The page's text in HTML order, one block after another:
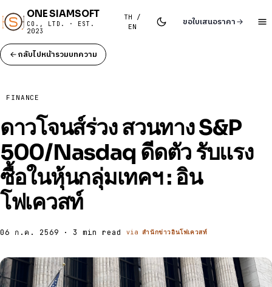
ONE SIAMSOFT
CO., LTD. · EST.
2023
TH /
EN
ขอใบเสนอราคา
กลับไปหน้ารวมบทความ
FINANCE
ดาวโจนส์ร่วง สวนทาง S&P
500/Nasdaq ดีดตัว รับแรง
ซื้อในหุ้นกลุ่มเทคฯ : อิน
โฟเควสท์
06 ก.ค. 2569 · 3 min read viaสำนักข่าวอินโฟเควสท์